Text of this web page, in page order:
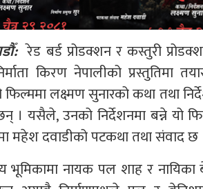
रेड बर्ड प्रोडक्शन र कस्तुरी
किरण नेपालीको प्रस्तुतिमा
लक्ष्मण सुनारको कथा तथा
। यसैले, उनको निर्देशनमा बन्ने यो
महेश दवाडीको पटकथा तथा संवाद छ
भूमिकामा नायक पल शाह र